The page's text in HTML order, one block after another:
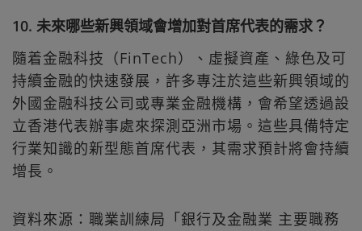
10. 未來哪些新興領域會增加對首席代表的需求？
隨着金融科技（FinTech）、虛擬資產、綠色及可
持續金融的快速發展，許多專注於這些新興領域的
外國金融科技公司或專業金融機構，會希望透過設
立香港代表辦事處來探測亞洲市場。這些具備特定
行業知識的新型態首席代表，其需求預計將會持續
增長。
資料來源：職業訓練局「銀行及金融業 主要職務